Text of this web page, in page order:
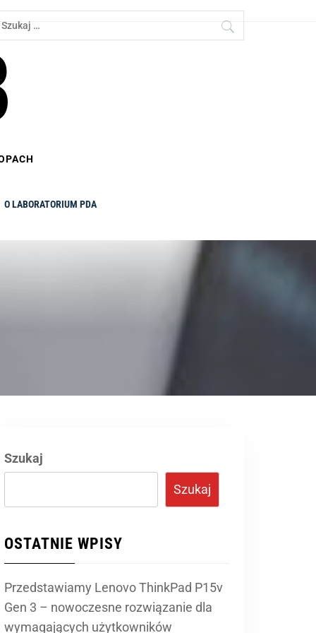
O LABORATORIUM PDA
Szukaj
Szukaj
OSTATNIE WPISY
Przedstawiamy Lenovo ThinkPad P15v
Gen 3 – nowoczesne rozwiązanie dla
wymagających użytkowników